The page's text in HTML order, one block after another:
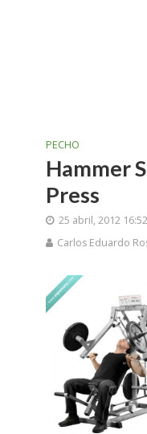
PECHO
Hammer
Press
25 abril, 2012 16:52
Carlos Eduardo